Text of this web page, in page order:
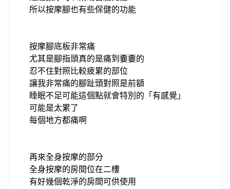
所以按摩腳也有些保健的功能
按摩腳底板非常痛
尤其是腳指頭真的是痛到嫑嫑的
忍不住對照比較疲累的部位
讓我非常痛的腳趾頭對照是前額
睡眠不足可能這個點就會特別的「有感覺」
可能是太累了
每個地方都痛啊
再來全身按摩的部分
全身按摩的房間位在二樓
有好幾個乾淨的房間可供使用